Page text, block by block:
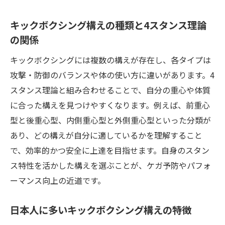
キックボクシング構えの種類と4スタンス理論
の関係
キックボクシングには複数の構えが存在し、各タイプは
攻撃・防御のバランスや体の使い方に違いがあります。4
スタンス理論と組み合わせることで、自分の重心や体質
に合った構えを見つけやすくなります。例えば、前重心
型と後重心型、内側重心型と外側重心型といった分類が
あり、どの構えが自分に適しているかを理解すること
で、効率的かつ安全に上達を目指せます。自身のスタン
ス特性を活かした構えを選ぶことが、ケガ予防やパフォ
ーマンス向上の近道です。
日本人に多いキックボクシング構えの特徴